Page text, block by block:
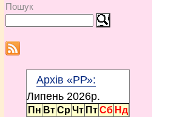
Пошук
Архів «РР»:
Липень 2026p.
Пн ВтСрЧт ПтСб Нд